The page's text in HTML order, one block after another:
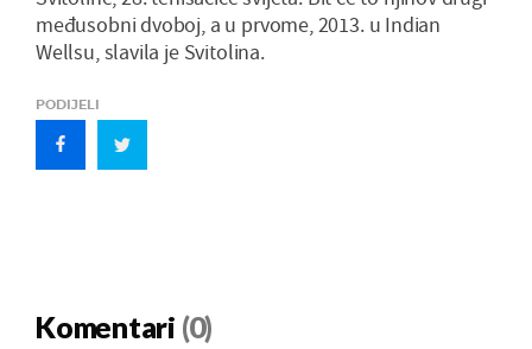
međusobni dvoboj, a u prvome, 2013. u Indian
Wellsu, slavila je Svitolina.
PODIJELI
Komentari (0)